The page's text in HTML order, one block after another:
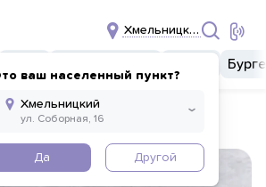
Хмельницкий
ваш населенный пункт?
Да Другой